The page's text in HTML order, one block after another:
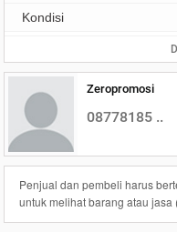
Kondisi
Zeropromosi
08778185 ..
Penjual dan pembeli harus
untuk melihat barang atau jasa